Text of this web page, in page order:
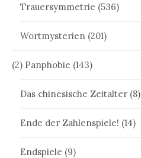
Trauersymmetrie (536)
Wortmysterien (201)
(2) Panphobie (143)
Das chinesische Zeitalter (8)
Ende der Zahlenspiele! (14)
Endspiele (9)